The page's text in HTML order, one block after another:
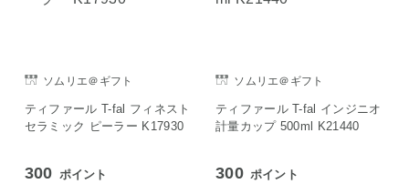
ソムリエ＠ギフト
ティファール T-fal フィネスト
セラミック ピーラー K17930
300 ポイント
ソムリエ＠ギフト
ティファール T-fal インジニオ
計量カップ 500ml K21440
300 ポイント